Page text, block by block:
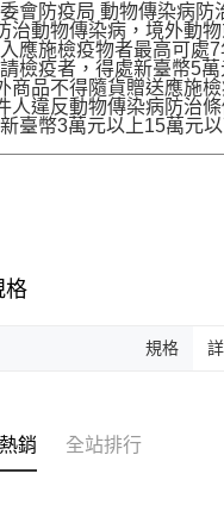
會防疫局 動物傳染病防
治動物傳染病，境外動
應施檢疫物者最高可處
檢疫者，得處新臺幣5
商品不得隨貨贈送應施檢
人違反動物傳染病防治
臺幣3萬元以上15萬元以
格
規格
銷 全站排行